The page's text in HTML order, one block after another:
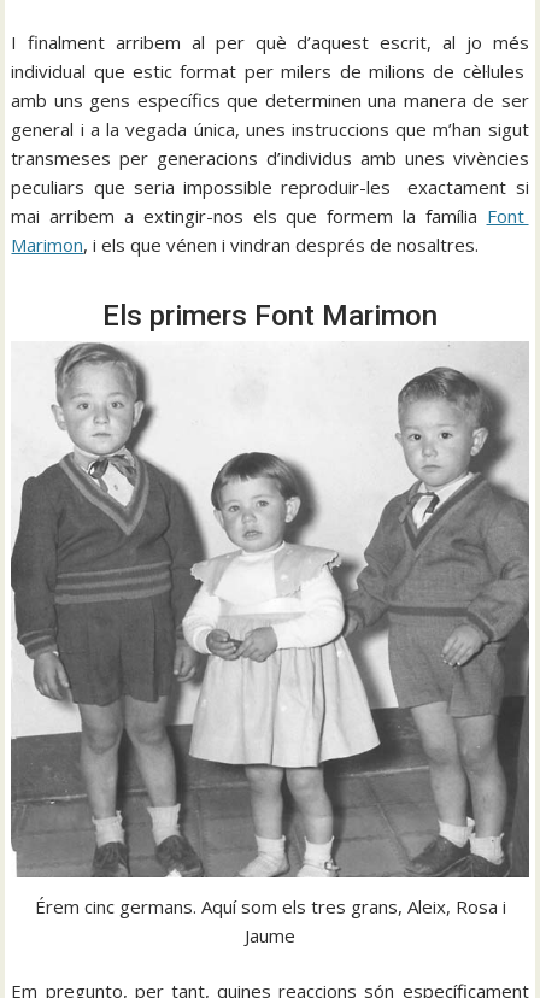
I finalment arribem al per què d’aquest escrit, al jo més
individual que estic format per milers de milions de cèl·lules
amb uns gens específics que determinen una manera de ser
general i a la vegada única, unes instruccions que m’han sigut
transmeses per generacions d’individus amb unes vivències
peculiars que seria impossible reproduir-les exactament si
mai arribem a extingir-nos els que formem la família Font
Marimon, i els que vénen i vindran després de nosaltres.
Els primers Font Marimon
Érem cinc germans. Aquí som els tres grans, Aleix, Rosa i
Jaume
Em pregunto, per tant, quines reaccions són específicament